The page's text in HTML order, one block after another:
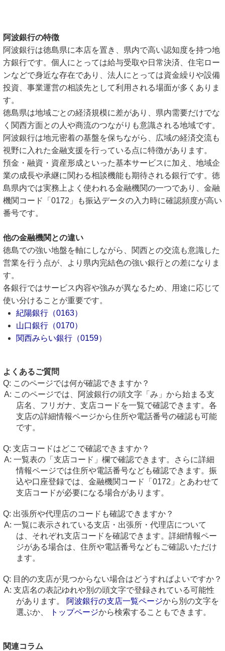
阿波銀行の特徴
阿波銀行は徳島県に本店を置き、県内で高い認知度を持つ地
方銀行です。個人にとっては給与受取や日常決済、住宅ロー
ンなどで身近な存在であり、法人にとっては資金繰りや設備
投資、事業運営の相談先として利用される場面が多くありま
す。
徳島県は地域ごとの経済規模に差があり、県内需要だけでな
く関西方面との人や商流のつながりも意識される地域です。
阿波銀行は地元密着の基盤を保ちながら、広域の経済交流も
視野に入れた金融支援を行っている点に特徴があります。
預金・融資・資産形成といった基本サービスに加え、地域企
業の成長や承継に関わる相談機能も期待される銀行です。徳
島県内では実務上よく使われる金融機関の一つであり、金融
機関コード「0172」も振込データの入力時に確認頻度が高い
番号です。
他の金融機関との違い
徳島での強い地盤を軸にしながら、関西との交流も意識した
営業を行う点が、より県内完結色の強い銀行との差になりま
す。
各銀行ではサービス内容や強みが異なるため、用途に応じて
使い分けることが重要です。
紀陽銀行（0163）
山口銀行（0170）
関西みらい銀行（0159）
よくあるご質問
このページでは何が確認できますか？
このページでは、阿波銀行の頭文字「み」から始まる支
店名、フリガナ、支店コードを一覧で確認できます。各
支店の詳細情報ページから住所や電話番号の確認も可能
です。
支店コードはどこで確認できますか？
一覧表の「支店コード」欄で確認できます。さらに詳細
情報ページでは住所や電話番号なども確認できます。振
込や口座登録では、金融機関コード「0172」とあわせて
支店コードが必要になる場合があります。
出張所や代理店のコードも確認できますか？
一覧に表示されている支店・出張所・代理店について
は、それぞれ支店コードを確認できます。詳細情報ペー
ジがある場合は、住所や電話番号などもご確認いただけ
ます。
目的の支店が見つからない場合はどうすればよいですか？
支店名の表記ゆれや別の頭文字で登録されている可能性
があります。
阿波銀行の支店一覧ページから別の文字を
選ぶか、
トップページから検索することもできます。
関連コラム